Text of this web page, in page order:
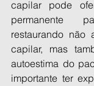
capilar pode
permanente
restaurando não
capilar, mas
autoestima do
importante ter